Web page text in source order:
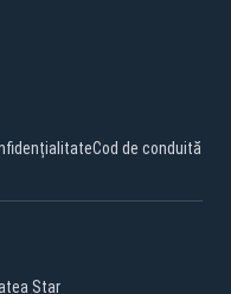
Cod de conduită
Star